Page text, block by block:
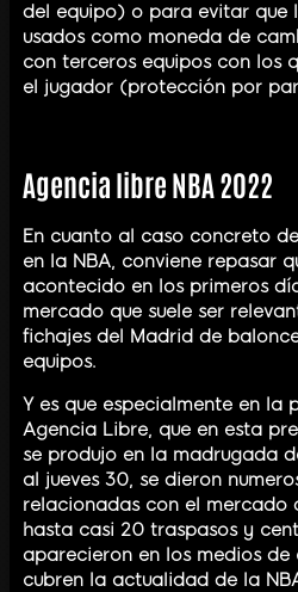
del equipo) o para evitar que
usados como moneda de
con terceros equipos con los
el jugador (protección por
Agencia libre NBA 2022
En cuanto al caso concreto
en la NBA, conviene repasar
acontecido en los primeros
mercado que suele ser
fichajes del Madrid de
equipos.
Y es que especialmente en la
Agencia Libre, que en esta
se produjo en la madrugada
al jueves 30, se dieron
relacionadas con el mercado
hasta casi 20 traspasos y
aparecieron en los medios de
cubren la actualidad de la